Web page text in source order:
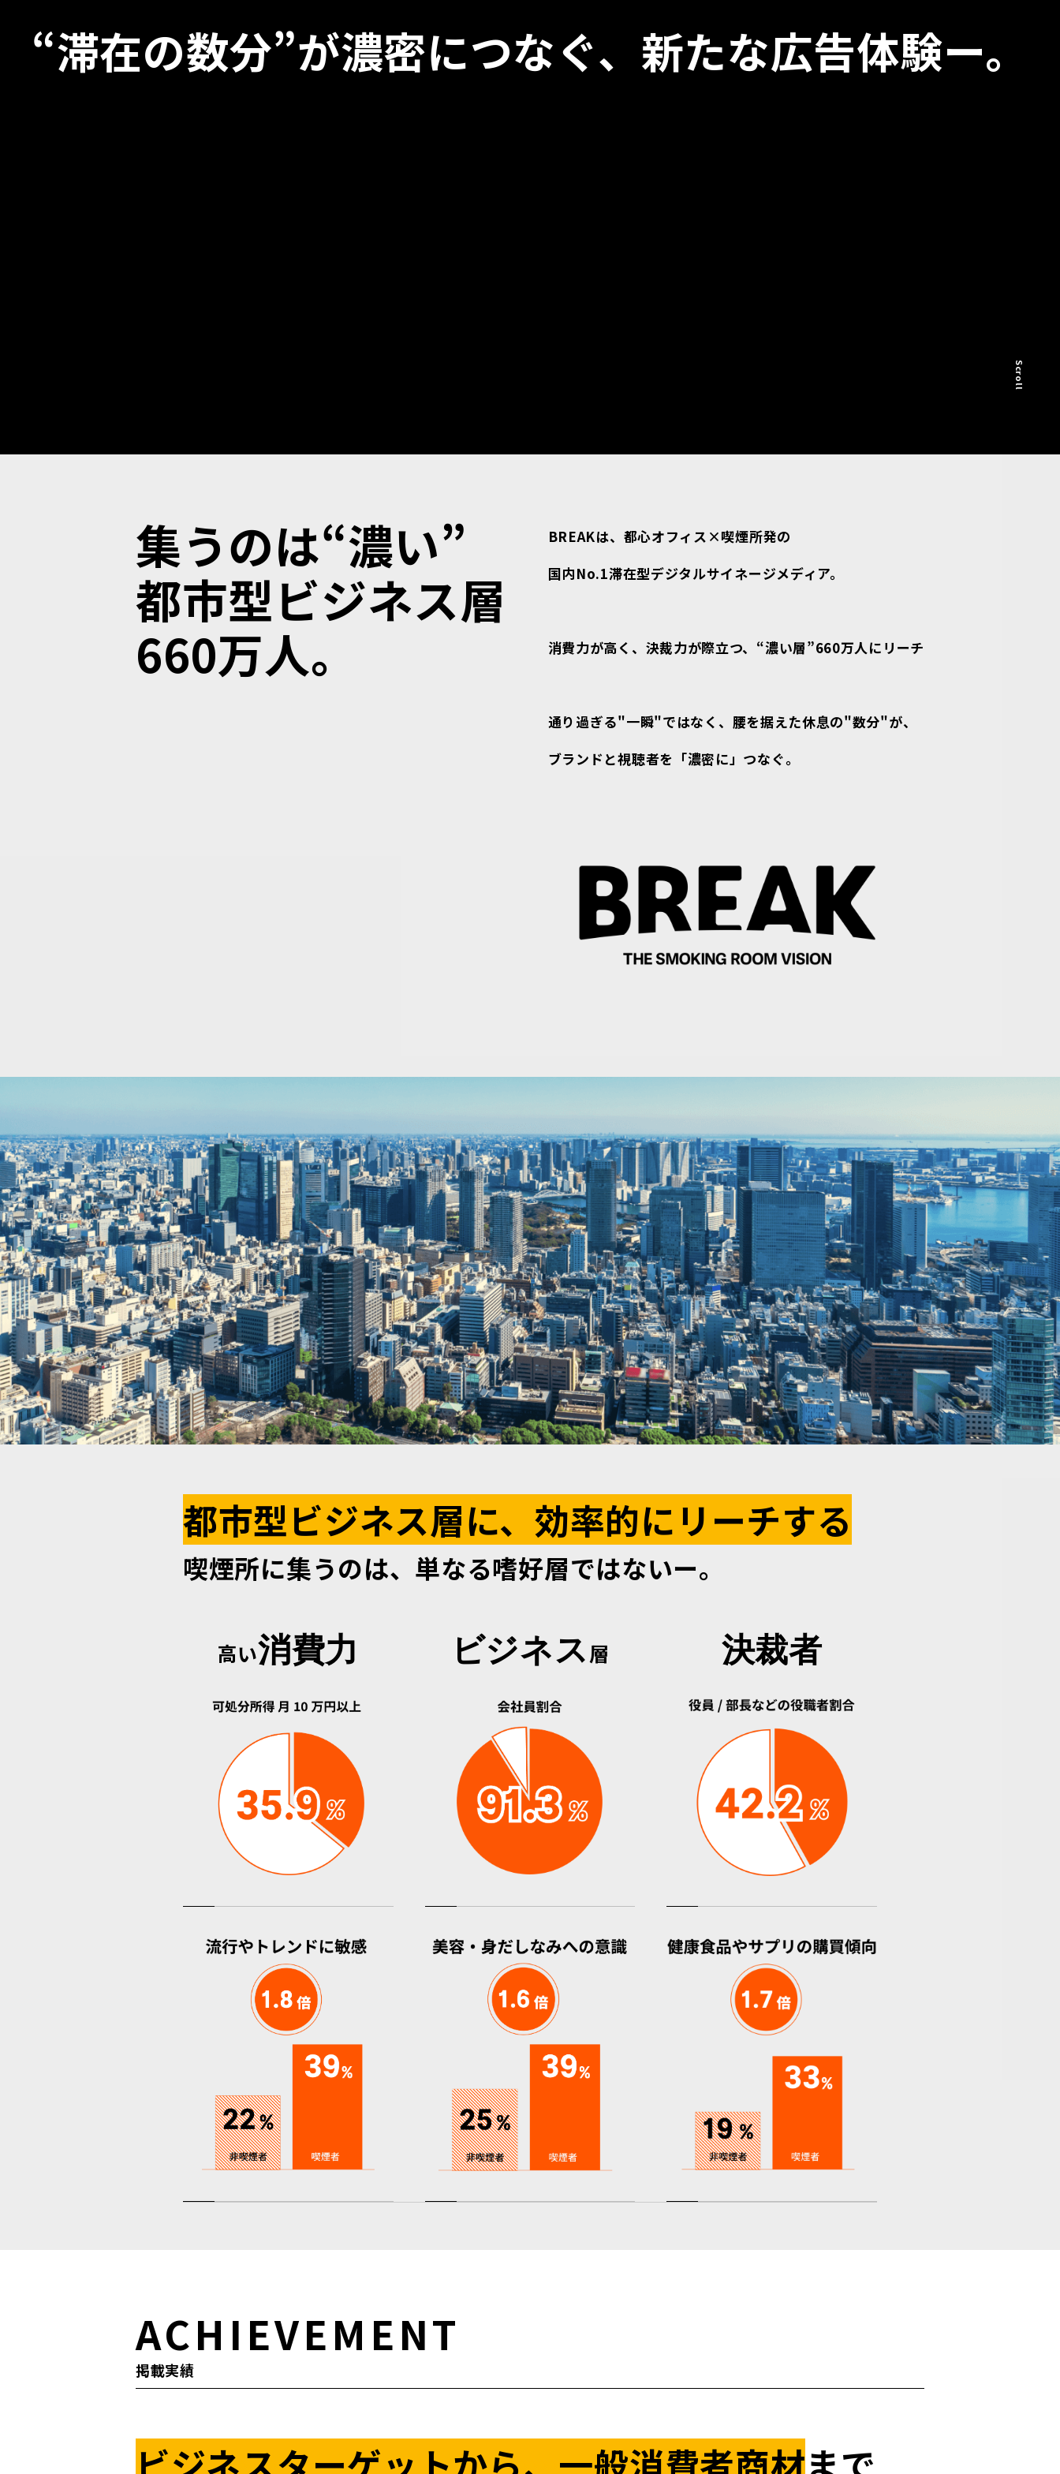
“滞在の数分”が濃密につなぐ、 新たな広告体験ー。
集うのは“濃い”
都市型ビジネス層
660万人。
BREAKは、都心オフィス×喫煙所発の
国内No.1滞在型デジタルサイネージメディア。
消費力が高く、決裁力が際立つ、 “濃い層”660万人にリーチ
通り過ぎる"一瞬"ではなく、 腰を据えた休息の"数分"が、
ブランドと視聴者を「濃密に」つなぐ。
都市型ビジネス層に、効率的にリーチする
喫煙所に集うのは、単なる嗜好層ではないー。
高い消費力 ビジネス層 決裁者
ACHIEVEMENT
掲載実績